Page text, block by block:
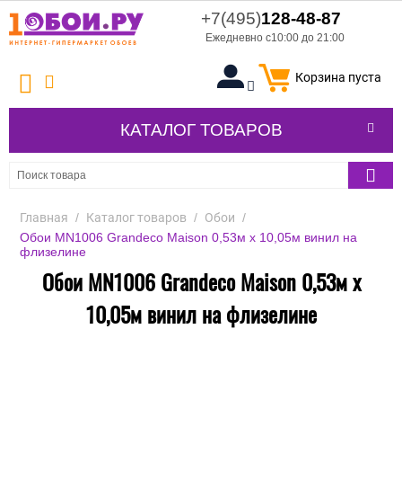
+7(495)128-48-87
Ежедневно с10:00 до 21:00
Корзина пуста
КАТАЛОГ ТОВАРОВ
Главная / Каталог товаров / Обои /
Обои MN1006 Grandeco Maison 0,53м x 10,05м винил на
флизелине
Обои MN1006 Grandeco Maison 0,53м x
10,05м винил на флизелине